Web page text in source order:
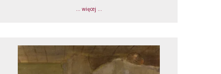
... więcej ...